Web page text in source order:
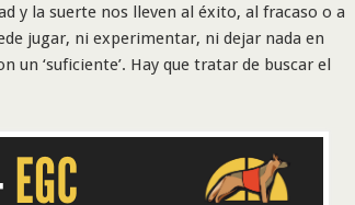
y la suerte nos lleven al éxito, al fracaso o a
jugar, ni experimentar, ni dejar nada en
un ‘suficiente’. Hay que tratar de buscar el